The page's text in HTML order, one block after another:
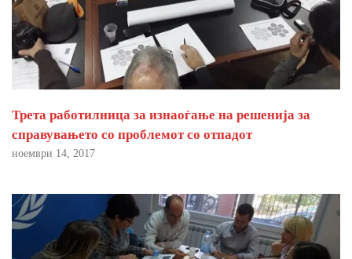
Трета работилница за изнаоѓање на решенија за
справувањето со проблемот со отпадот
ноември 14, 2017